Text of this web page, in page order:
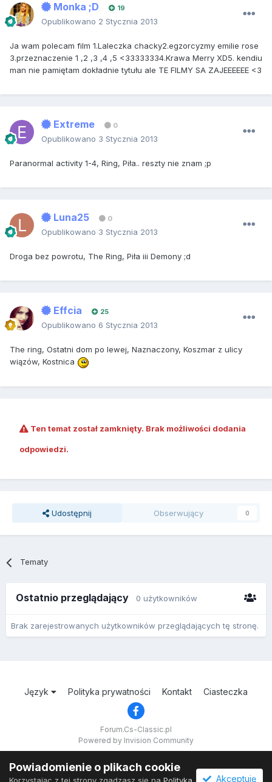
Monka ;D 19
Opublikowano 2 Stycznia 2013
Ja wam polecam film 1.Laleczka chacky2.egzorcyzmy emilie rose
3.przeznaczenie 1 ,2 ,3 ,4 ,5 <33333334.Krawa Merry XD5. kendiu
man nie pamiętam dokładnie tytułu ale TE FILMY SA ZAJEEEEEE <3
Extreme 0
Opublikowano 3 Stycznia 2013
Paranormal activity 1-4, Ring, Piła.. reszty nie znam ;p
Luna25 0
Opublikowano 3 Stycznia 2013
Droga bez powrotu, The Ring, Piła iii Demony ;d
Effcia 25
Opublikowano 6 Stycznia 2013
The ring, Ostatni dom po lewej, Naznaczony, Koszmar z ulicy
wiązów, Kostnica
Ten temat został zamknięty. Brak możliwości dodania
odpowiedzi.
Udostępnij Obserwujący 0
Tematy
Ostatnio przeglądający 0 użytkowników
Brak zarejestrowanych użytkowników przeglądających tę stronę.
Język Polityka prywatności Kontakt Ciasteczka
Forum.Cs-Classic.pl
Powered by Invision Community
Powiadomienie o plikach cookie
Akceptuję